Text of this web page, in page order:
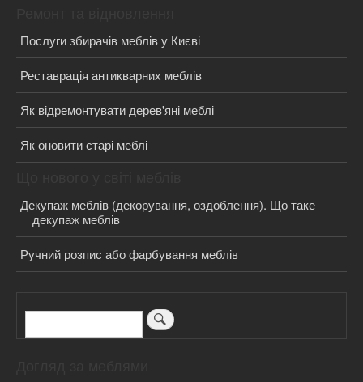
Послуги збирачів меблів у Києві
Реставрація антикварних меблів
Як відремонтувати дерев'яні меблі
Як оновити старі меблі
Декупаж меблів (декорування, оздоблення). Що таке
декупаж меблів
Ручний розпис або фарбування меблів
Пошук